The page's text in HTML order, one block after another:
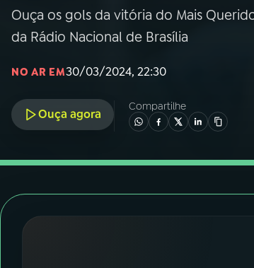
04PROGRAMAS
05 PODCASTS
06VIDEOCASTS
07ÚLTIMAS
Ouça os gols da vitória do Mais
da Rádio Nacional de Brasília
NO AR EM30/03/2024, 22:30
Ouça agora
Compartilhe